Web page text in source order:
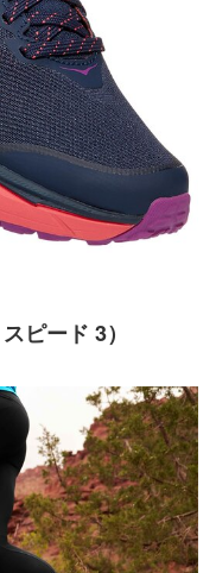
ピード 3）